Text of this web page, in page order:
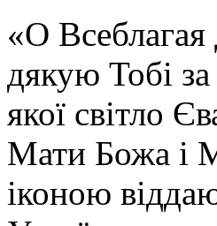
«О
дякую Тобі за
якої світло
Мати Божа і
іконою